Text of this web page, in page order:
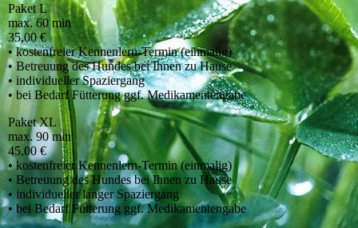
Paket L
max. 60 min
35,00 €
• kostenfreier Kennenlern-Termin (einmalig)
• Betreuung des Hundes bei Ihnen zu Hause
• individueller Spaziergang
• bei Bedarf Fütterung ggf. Medikamentengabe
Paket XL
max. 90 min
45,00 €
• kostenfreier Kennenlern-Termin (einmalig)
• Betreuung des Hundes bei Ihnen zu Hause
• individueller langer Spaziergang
• bei Bedarf Fütterung ggf. Medikamentengabe